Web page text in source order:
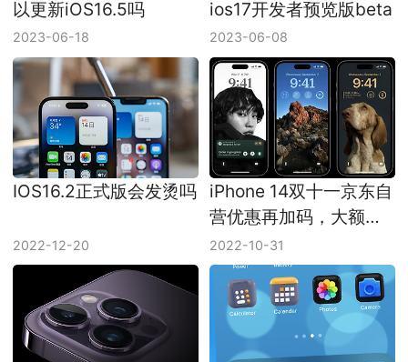
以更新iOS16.5吗
2023-06-18
ios17开发者预览版beta
2023-06-08
IOS16.2正式版会发烫吗
2022-12-20
iPhone 14双十一京东自
营优惠再加码，大额券
来了！
2022-10-31